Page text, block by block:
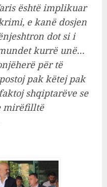
është implikuar
e kanë dosjen
dot si i
kurrë unë…
për të
pak këtej pak
shqiptarëve se
mirëfilltë